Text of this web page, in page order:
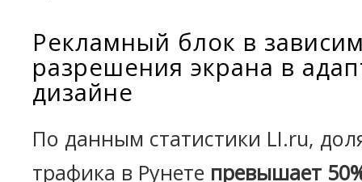
Рекламный блок в
разрешения экрана в
дизайне
По данным статистики LI.ru,
трафика в Рунете превышает